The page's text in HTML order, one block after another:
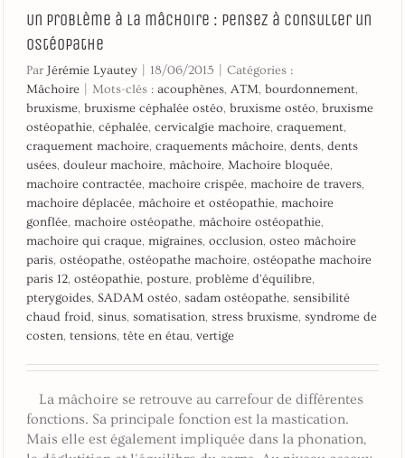
Un problème à la mâchoire : pensez à consulter un
ostéopathe
Par Jérémie Lyautey 18/06/2015
Catégories :
Mâchoire
Mots-clés : acouphènes, ATM, bourdonnement,
bruxisme, bruxisme céphalée ostéo, bruxisme ostéo, bruxisme
ostéopathie, céphalée, cervicalgie machoire, craquement,
craquement machoire, craquements mâchoire, dents, dents
usées, douleur machoire, mâchoire, Machoire bloquée,
machoire contractée, machoire crispée, machoire de travers,
machoire déplacée, mâchoire et ostéopathie, machoire
gonflée, machoire ostéopathe, mâchoire ostéopathie,
machoire qui craque, migraines, occlusion, osteo mâchoire
paris, ostéopathe, ostéopathe machoire, ostéopathe machoire
paris 12, ostéopathie, posture, problème d'équilibre,
pterygoides, SADAM ostéo, sadam ostéopathe, sensibilité
chaud froid, sinus, somatisation, stress bruxisme, syndrome de
costen, tensions, tête en étau, vertige
La mâchoire se retrouve au carrefour de différentes
fonctions. Sa principale fonction est la mastication.
Mais elle est également impliquée dans la phonation,